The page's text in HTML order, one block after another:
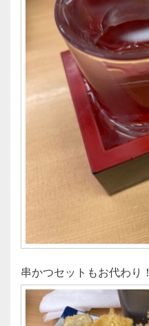
串かつセットもお代わり！